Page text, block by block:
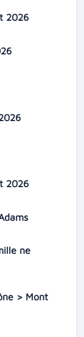
2026
2026
ne
> Mont